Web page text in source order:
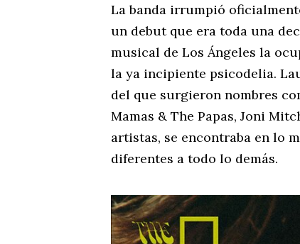
La banda irrumpió
un debut que era toda una
musical de Los Ángeles la
la ya incipiente psicodelia.
del que surgieron nombres
Mamas & The Papas, Joni
artistas, se encontraba en lo
diferentes a todo lo demás.